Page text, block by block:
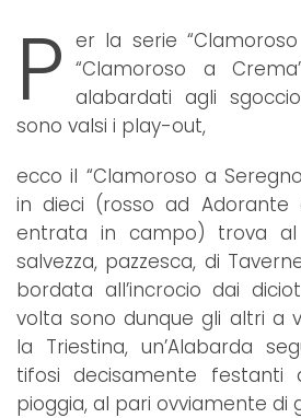
P er la serie
“Clamoroso a
alabardati agli
sono valsi i play-out,
ecco il “Clamoroso a
in dieci (rosso ad Adorante
entrata in campo) trova
salvezza, pazzesca, di
bordata all’incrocio dai
volta sono dunque gli altri a
la Triestina, un’Alabarda
tifosi decisamente
pioggia, al pari ovviamente di